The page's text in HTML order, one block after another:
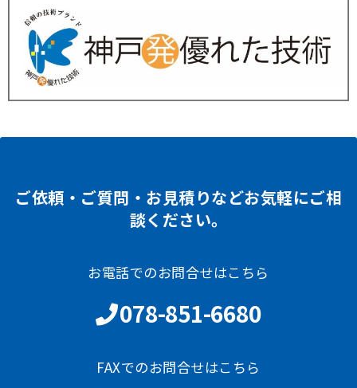
ご依頼・ご質問・お見積りなどお気軽にご相
談ください。
お電話でのお問合せはこちら
078-851-6680
FAXでのお問合せはこちら